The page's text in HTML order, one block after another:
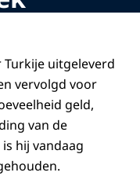
Turkije uitgeleverd
vervolgd voor
geld,
van de
hij vandaag